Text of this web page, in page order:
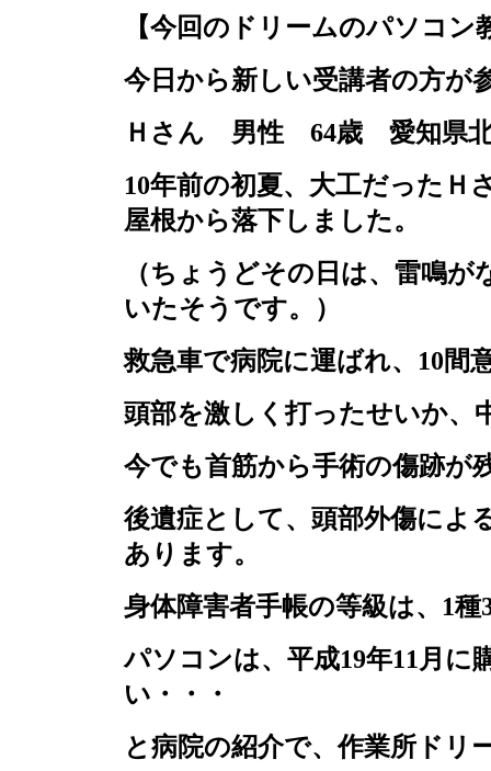
【今回のドリームのパソコン
今日から新しい受講者の方が
Ｈさん 男性 64歳 愛知県
10年前の初夏、大工だったＨ
屋根から落下しました。
（ちょうどその日は、雷鳴
いたそうです。）
救急車で病院に運ばれ、 10間
頭部を激しく打ったせいか、
今でも首筋から手術の傷跡が
後遺症として、頭部外傷によ
あります。
身体障害者手帳の等級は、 1種
パソコンは、平成19年11 月に
い・・・
と病院の紹介で、作業所ドリ